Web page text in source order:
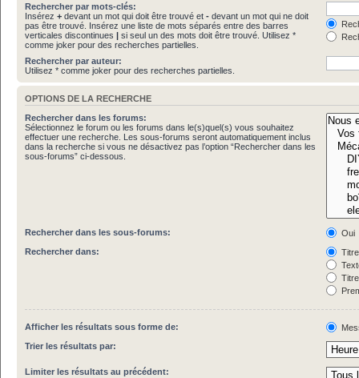
Rechercher par mots-clés:
Insérez + devant un mot qui doit être trouvé et - devant un mot qui ne doit
pas être trouvé. Insérez une liste de mots séparés entre des barres
verticales discontinues | si seul un des mots doit être trouvé. Utilisez *
comme joker pour des recherches partielles.
Rechercher par auteur:
Utilisez * comme joker pour des recherches partielles.
OPTIONS DE LA RECHERCHE
Rechercher dans les forums:
Sélectionnez le forum ou les forums dans le(s)quel(s) vous souhaitez
effectuer une recherche. Les sous-forums seront automatiquement inclus
dans la recherche si vous ne désactivez pas l’option “Rechercher dans les
sous-forums” ci-dessous.
Rechercher dans les sous-forums:
Oui
Rechercher dans:
Afficher les résultats sous forme de:
Trier les résultats par:
Limiter les résultats au précédent: